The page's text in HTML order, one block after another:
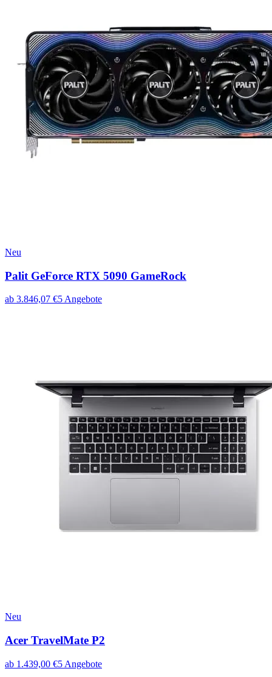
Neu
Palit GeForce RTX 5090 GameRock
ab 3.846,07 €5 Angebote
Neu
Acer TravelMate P2
ab 1.439,00 €5 Angebote